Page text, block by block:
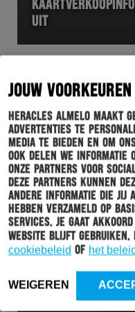
JOUW VOORKEUREN
Heracles Almelo maakt
advertenties te
media te bieden en om
Ook delen we informatie
onze partners voor
Deze partners kunnen
andere informatie die jij
hebben verzameld op
services. Je gaat
website blijft gebruiken.
cookiebeleid of het
WEIGEREN
UIT
HERACLES 26-11-2025
ZET JE SCHOENTJE
HERACLES ALMELO